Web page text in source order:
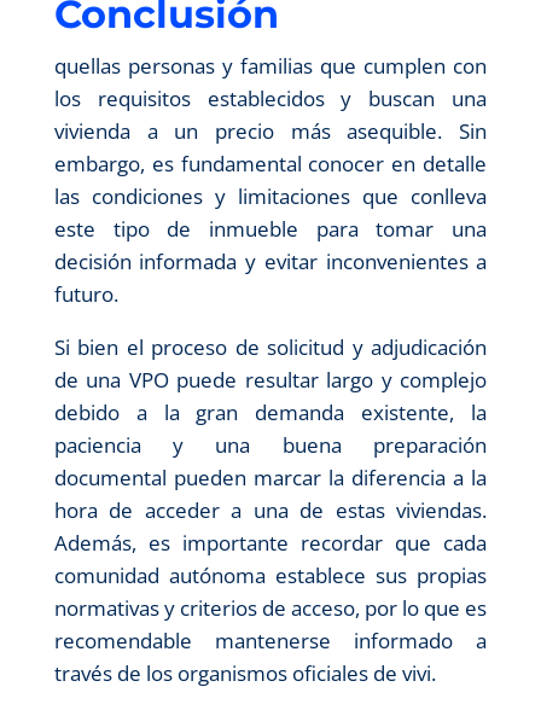
Conclusión
quellas personas y familias que cumplen con
los requisitos establecidos y buscan una
vivienda a un precio más asequible. Sin
embargo, es fundamental conocer en detalle
las condiciones y limitaciones que conlleva
este tipo de inmueble para tomar una
decisión informada y evitar inconvenientes a
futuro.
Si bien el proceso de solicitud y adjudicación
de una VPO puede resultar largo y complejo
debido a la gran demanda existente, la
paciencia y una buena preparación
documental pueden marcar la diferencia a la
hora de acceder a una de estas viviendas.
Además, es importante recordar que cada
comunidad autónoma establece sus propias
normativas y criterios de acceso, por lo que es
recomendable mantenerse informado a
través de los organismos oficiales de vivi.